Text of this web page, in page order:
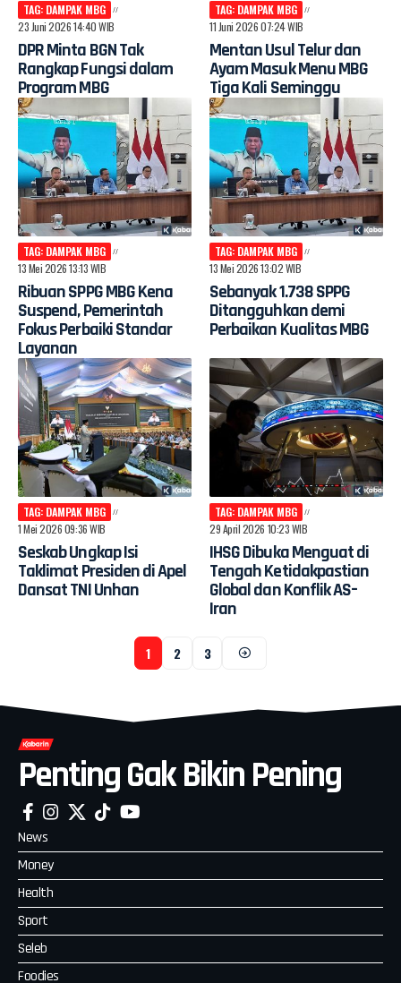
TAG: DAMPAK MBG
23 Juni 2026 14:40 WIB
DPR Minta BGN Tak
Rangkap Fungsi dalam
Program MBG
TAG: DAMPAK MBG
11 Juni 2026 07:24 WIB
Mentan Usul Telur dan
Ayam Masuk Menu MBG
Tiga Kali Seminggu
TAG: DAMPAK MBG
13 Mei 2026 13:13 WIB
Ribuan SPPG MBG Kena
Suspend, Pemerintah
Fokus Perbaiki Standar
Layanan
TAG: DAMPAK MBG
13 Mei 2026 13:02 WIB
Sebanyak 1.738 SPPG
Ditangguhkan demi
Perbaikan Kualitas MBG
TAG: DAMPAK MBG
1 Mei 2026 09:36 WIB
Seskab Ungkap Isi
Taklimat Presiden di Apel
Dansat TNI Unhan
TAG: DAMPAK MBG
29 April 2026 10:23 WIB
IHSG Dibuka Menguat di
Tengah Ketidakpastian
Global dan Konflik AS–
Iran
1 2 3
Penting Gak Bikin Pening
News
Money
Health
Sport
Seleb
Foodies